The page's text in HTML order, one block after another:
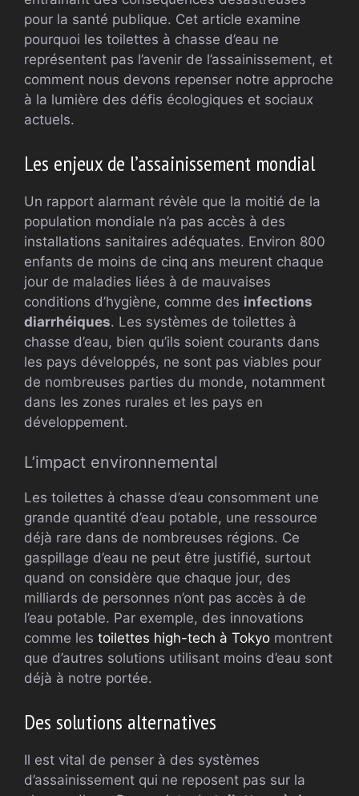
pour la santé publique. Cet article examine
pourquoi les toilettes à chasse d’eau ne
représentent pas l’avenir de l’assainissement, et
comment nous devons repenser notre approche
à la lumière des défis écologiques et sociaux
actuels.
Les enjeux de l’assainissement mondial
Un rapport alarmant révèle que la moitié de la
population mondiale n’a pas accès à des
installations sanitaires adéquates. Environ 800
enfants de moins de cinq ans meurent chaque
jour de maladies liées à de mauvaises
conditions d’hygiène, comme des infections
diarrhéiques. Les systèmes de toilettes à
chasse d’eau, bien qu’ils soient courants dans
les pays développés, ne sont pas viables pour
de nombreuses parties du monde, notamment
dans les zones rurales et les pays en
développement.
L’impact environnemental
Les toilettes à chasse d’eau consomment une
grande quantité d’eau potable, une ressource
déjà rare dans de nombreuses régions. Ce
gaspillage d’eau ne peut être justifié, surtout
quand on considère que chaque jour, des
milliards de personnes n’ont pas accès à de
l’eau potable. Par exemple, des innovations
comme les toilettes high-tech à Tokyo montrent
que d’autres solutions utilisant moins d’eau sont
déjà à notre portée.
Des solutions alternatives
Il est vital de penser à des systèmes
d’assainissement qui ne reposent pas sur la